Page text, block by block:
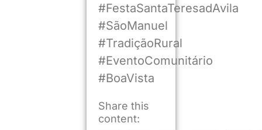
#FestaSantaTeresadAvila
#SãoManuel
#TradiçãoRural
#EventoComunitário
#BoaVista
Share this
content: